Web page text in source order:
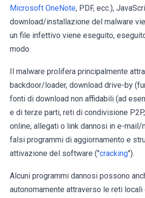
Microsoft OneNote, PDF, ecc.),
download/installazione del malware
un file infettivo viene eseguito,
modo.
Il malware prolifera principalmente
backdoor/loader, download drive-by
fonti di download non affidabili (ad
e di terze parti, reti di condivisione
online, allegati o link dannosi in e-
falsi programmi di aggiornamento e
attivazione del software ("cracking").
Alcuni programmi dannosi possono
autonomamente attraverso le reti